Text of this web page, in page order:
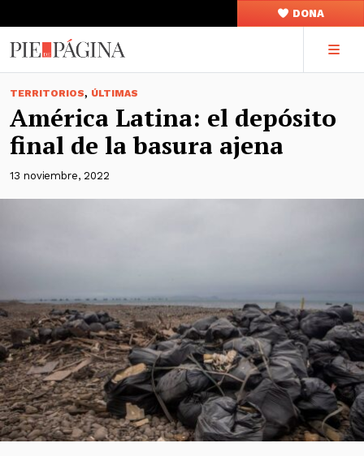
DONA
TERRITORIOS, ÚLTIMAS
América Latina: el depósito
final de la basura ajena
13 noviembre, 2022